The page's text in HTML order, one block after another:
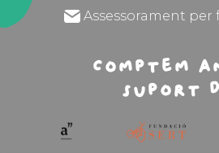
Assessorament per
Comptem
suport